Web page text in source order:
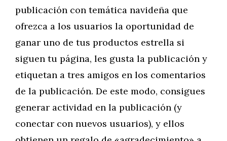
publicación con temática navideña que
ofrezca a los usuarios la oportunidad de
ganar uno de tus productos estrella si
siguen tu página, les gusta la publicación y
etiquetan a tres amigos en los comentarios
de la publicación. De este modo, consigues
generar actividad en la publicación (y
conectar con nuevos usuarios), y ellos